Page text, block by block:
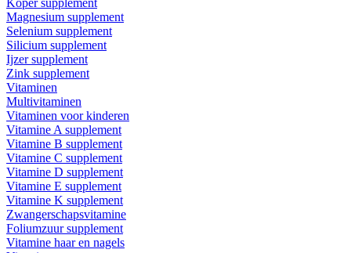
Magnesium supplement
Selenium supplement
Silicium supplement
Ijzer supplement
Zink supplement
Vitaminen
Multivitaminen
Vitaminen voor kinderen
Vitamine A supplement
Vitamine B supplement
Vitamine C supplement
Vitamine D supplement
Vitamine E supplement
Vitamine K supplement
Zwangerschapsvitamine
Foliumzuur supplement
Vitamine haar en nagels